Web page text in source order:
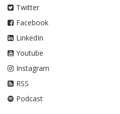
Twitter
Facebook
LinkedIn
Youtube
Instagram
RSS
Podcast